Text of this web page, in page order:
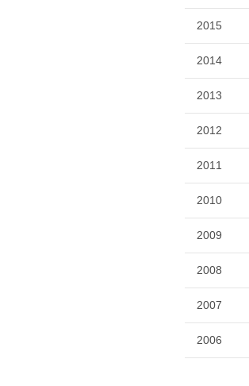
2015
2014
2013
2012
2011
2010
2009
2008
2007
2006